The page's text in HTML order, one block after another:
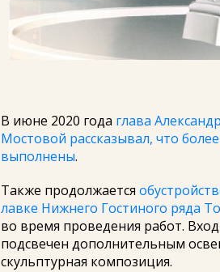
В июне 2020 года глава
Мостовой рассказывал, что
выполнены.
Также продолжается
лавке Нижнего Гостиного ряда
во время проведения работ.
подсвечен дополнительным
скульптурная композиция.